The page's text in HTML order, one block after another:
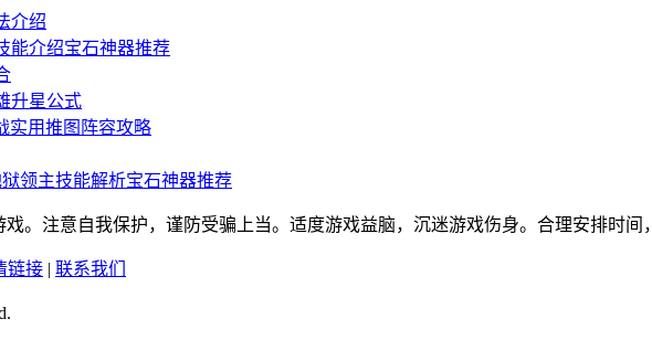
介绍
能介绍宝石神器推荐
升星公式
实用推图阵容攻略
领主技能解析宝石神器推荐
。注意自我保护，谨防受骗上当。适度游戏益脑，沉迷游戏伤身。合理安排时间
链接 | 联系我们